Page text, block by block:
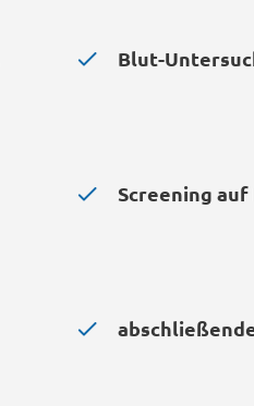
Blut-
Screening